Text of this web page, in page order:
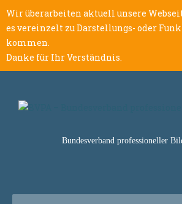
Wir überarbeiten aktuell unsere
es vereinzelt zu Darstellungs- oder
kommen.
Danke für Ihr Verständnis.
Bundesverband professioneller